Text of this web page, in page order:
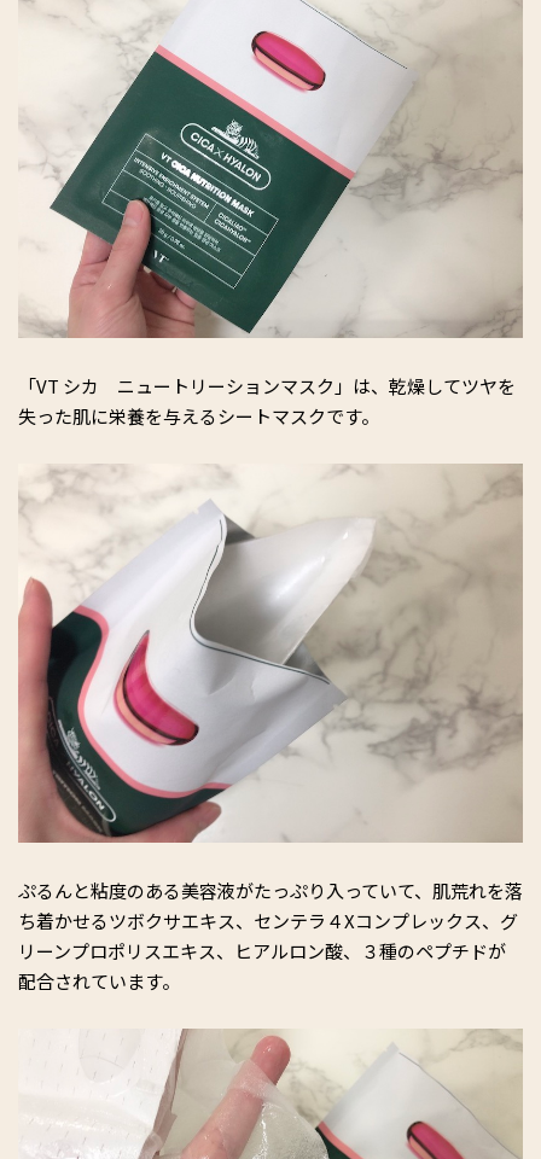
「VT シカ ニュートリーションマスク」は、乾燥してツヤを
失った肌に栄養を与えるシートマスクです。
ぷるんと粘度のある美容液がたっぷり入っていて、肌荒れを落
ち着かせるツボクサエキス、センテラ４Xコンプレックス、グ
リーンプロポリスエキス、ヒアルロン酸、３種のペプチドが
配合されています。